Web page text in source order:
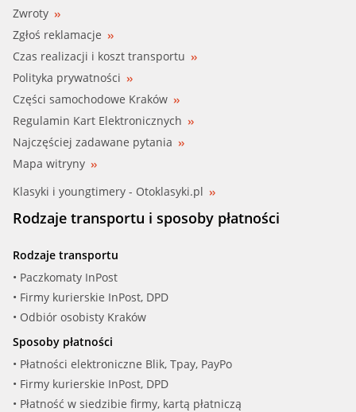
LANDROVER (LR052515)
LUK (415013810)
LUK (415014010)
LUK (415022510)
LUK (415031810)
LUK (415032010)
LUK (415061010)
LUK (600004800)
LUK (600005000)
LUK (600013600)
Zwroty
Zgłoś reklamacje
Czas realizacji i koszt transportu
Polityka prywatności
Części samochodowe Kraków
Regulamin Kart Elektronicznych
Najczęściej zadawane pytania
Mapa witryny
Klasyki i youngtimery - Otoklasyki.pl
Rodzaje transportu i sposoby płatności
Rodzaje transportu
• Paczkomaty InPost
• Firmy kurierskie InPost, DPD
• Odbiór osobisty Kraków
Sposoby płatności
• Płatności elektroniczne Blik, Tpay, PayPo
• Firmy kurierskie InPost, DPD
• Płatność w siedzibie firmy, kartą płatniczą